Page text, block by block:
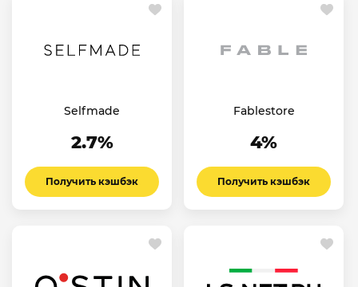
Selfmade
2.7%
Получить кэшбэк
Fablestore
4%
Получить кэшбэк